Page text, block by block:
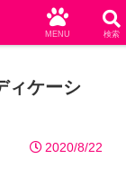
ィケーシ
2020/8/22
MENU 検索